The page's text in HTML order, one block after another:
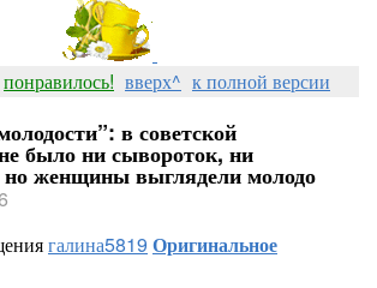
понравилось! вверх^ к полной версии
в советской
было ни сывороток, ни
женщины выглядели молодо
галина5819 Оригинальное